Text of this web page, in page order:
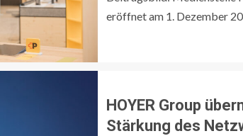
eröffnet am 1. Dezember
HOYER Group
Stärkung des